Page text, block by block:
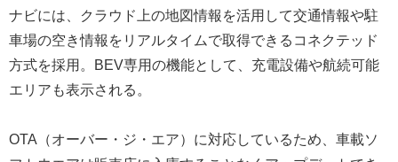
ナビには、クラウド上の地図情報を活用して交通情報や駐
車場の空き情報をリアルタイムで取得できるコネクテッド
方式を採用。BEV専用の機能として、充電設備や航続可能
エリアも表示される。
OTA（オーバー・ジ・エア）に対応しているため、車載ソ